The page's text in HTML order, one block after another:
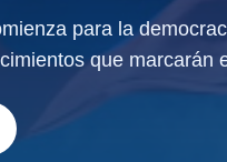
para la
que marcarán